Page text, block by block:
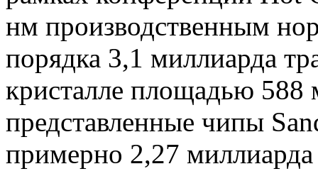
нм производственным
порядка 3,1 миллиарда
кристалле площадью
представленные чипы
примерно 2,27 миллиарда